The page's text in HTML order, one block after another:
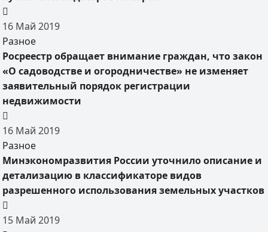
16 Май 2019
Разное
Росреестр обращает внимание граждан, что закон
«О садоводстве и огородничестве» не изменяет
заявительный порядок регистрации
недвижимости
16 Май 2019
Разное
Минэкономразвития России уточнило описание и
детализацию в классификаторе видов
разрешенного использования земельных участков
15 Май 2019